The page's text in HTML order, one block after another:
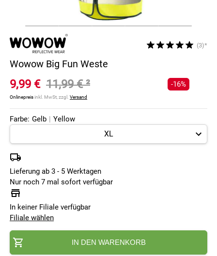
(3)*
Wowow Big Fun Weste
9,99 € 11,99 €²
Onlinepreisinkl. MwSt, zzgl. Versand
-16%
Farbe: Gelb | Yellow
Lieferung ab 3 - 5 Werktagen
Nur noch 7 mal sofort verfügbar
In keiner Filiale verfügbar
Filiale wählen
IN DEN WARENKORB